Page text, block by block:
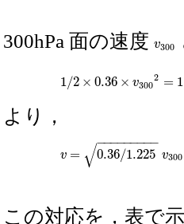
300hPa 面の速度 v300
v300
1/2 × 0.36 × v300
2 = 1
1/ 2× 0.36×v 3002= 1/2 ×
より，
v = 0.36/1.225
− −
−−−−−−−
√ v300
v= 0.36/1.225 v300=
この対応を，表で